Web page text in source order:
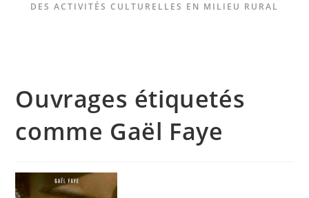
DES ACTIVITÉS CULTURELLES EN MILIEU RURAL
Ouvrages étiquetés
comme Gaël Faye